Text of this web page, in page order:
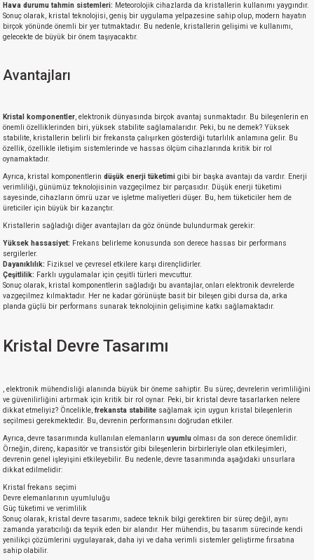
Hava durumu tahmin sistemleri: Meteorolojik cihazlarda da kristallerin kullanımı yaygındır.
Sonuç olarak, kristal teknolojisi, geniş bir uygulama yelpazesine sahip olup, modern hayatın
birçok yönünde önemli bir yer tutmaktadır. Bu nedenle, kristallerin gelişimi ve kullanımı,
gelecekte de büyük bir önem taşıyacaktır.
Avantajları
Kristal komponentler, elektronik dünyasında birçok avantaj sunmaktadır. Bu bileşenlerin en
önemli özelliklerinden biri, yüksek stabilite sağlamalarıdır. Peki, bu ne demek? Yüksek
stabilite, kristallerin belirli bir frekansta çalışırken gösterdiği tutarlılık anlamına gelir. Bu
özellik, özellikle iletişim sistemlerinde ve hassas ölçüm cihazlarında kritik bir rol
oynamaktadır.
Ayrıca, kristal komponentlerin düşük enerji tüketimi gibi bir başka avantajı da vardır. Enerji
verimliliği, günümüz teknolojisinin vazgeçilmez bir parçasıdır. Düşük enerji tüketimi
sayesinde, cihazların ömrü uzar ve işletme maliyetleri düşer. Bu, hem tüketiciler hem de
üreticiler için büyük bir kazançtır.
Kristallerin sağladığı diğer avantajları da göz önünde bulundurmak gerekir:
Yüksek hassasiyet: Frekans belirleme konusunda son derece hassas bir performans
sergilerler.
Dayanıklılık: Fiziksel ve çevresel etkilere karşı dirençlidirler.
Çeşitlilik: Farklı uygulamalar için çeşitli türleri mevcuttur.
Sonuç olarak, kristal komponentlerin sağladığı bu avantajlar, onları elektronik devrelerde
vazgeçilmez kılmaktadır. Her ne kadar görünüşte basit bir bileşen gibi dursa da, arka
planda güçlü bir performans sunarak teknolojinin gelişimine katkı sağlamaktadır.
Kristal Devre Tasarımı
, elektronik mühendisliği alanında büyük bir öneme sahiptir. Bu süreç, devrelerin verimliliğini
ve güvenilirliğini artırmak için kritik bir rol oynar. Peki, bir kristal devre tasarlarken nelere
dikkat etmeliyiz? Öncelikle, frekansta stabilite sağlamak için uygun kristal bileşenlerin
seçilmesi gerekmektedir. Bu, devrenin performansını doğrudan etkiler.
Ayrıca, devre tasarımında kullanılan elemanların uyumlu olması da son derece önemlidir.
Örneğin, direnç, kapasitör ve transistör gibi bileşenlerin birbirleriyle olan etkileşimleri,
devrenin genel işleyişini etkileyebilir. Bu nedenle, devre tasarımında aşağıdaki unsurlara
dikkat edilmelidir:
Kristal frekans seçimi
Devre elemanlarının uyumluluğu
Güç tüketimi ve verimlilik
Sonuç olarak, kristal devre tasarımı, sadece teknik bilgi gerektiren bir süreç değil, aynı
zamanda yaratıcılığı da teşvik eden bir alandır. Her mühendis, bu tasarım sürecinde kendi
yenilikçi çözümlerini uygulayarak, daha iyi ve daha verimli sistemler geliştirme fırsatına
sahip olabilir.